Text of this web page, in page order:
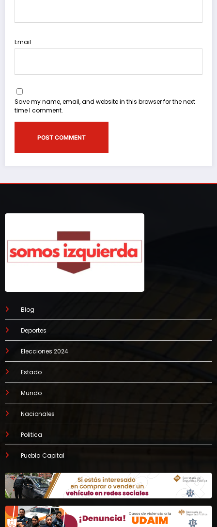
Email
Save my name, email, and website in this browser for the next
time I comment.
Blog
Deportes
Elecciones 2024
Estado
Mundo
Nacionales
Politica
Puebla Capital